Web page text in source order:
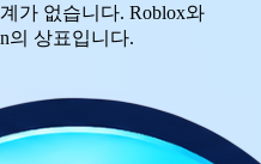
가 없습니다. Roblox와
의 상표입니다.